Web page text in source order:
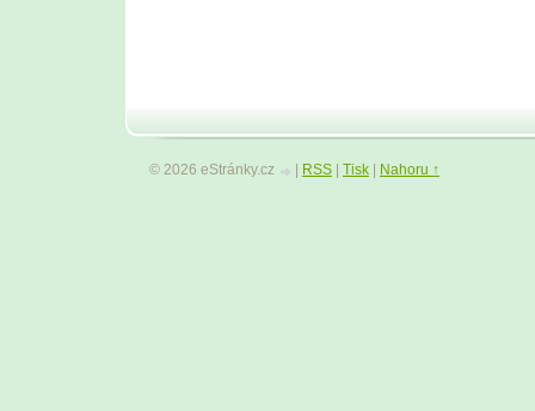
© 2026 eStránky.cz RSS Tisk Nahoru ↑